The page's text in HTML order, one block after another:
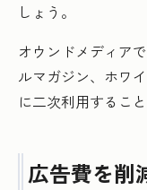
しょう。
オウンドメディア
ルマガジン、ホワ
に二次利用するこ
広告費を削